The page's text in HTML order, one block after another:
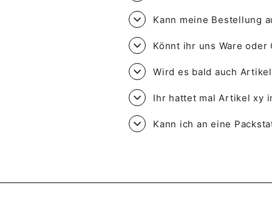
Kann meine Bestellung
Könnt ihr uns Ware
Wird es bald auch
Ihr hattet mal Artikel xy
Kann ich an eine